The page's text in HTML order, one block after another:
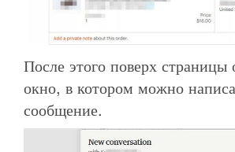
После этого поверх страницы
окно, в котором можно
сообщение.